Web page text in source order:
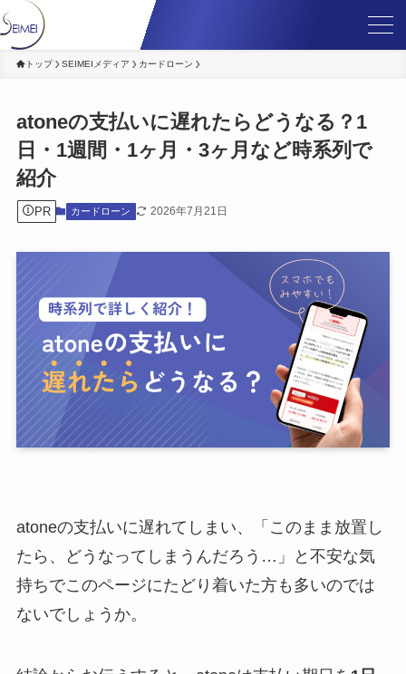
トップ SEIMEIメディア カードローン
atoneの支払いに遅れたらどうなる？1
日・1週間・1ヶ月・3ヶ月など時系列で
紹介
PR カードローン 2026年7月21日
atoneの支払いに遅れてしまい、「このまま放置し
たら、どうなってしまうんだろう…」と不安な気
持ちでこのページにたどり着いた方も多いのでは
ないでしょうか。